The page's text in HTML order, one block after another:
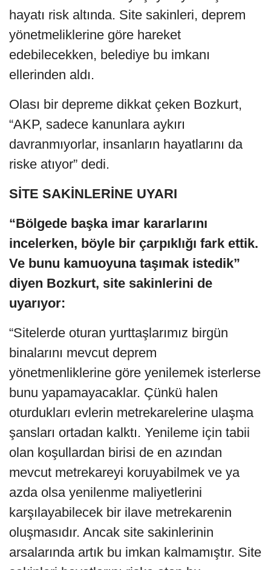
hayatı risk altında. Site sakinleri, deprem
yönetmeliklerine göre hareket
edebilecekken, belediye bu imkanı
ellerinden aldı.
Olası bir depreme dikkat çeken Bozkurt,
“AKP, sadece kanunlara aykırı
davranmıyorlar, insanların hayatlarını da
riske atıyor” dedi.
SİTE SAKİNLERİNE UYARI
“Bölgede başka imar kararlarını
incelerken, böyle bir çarpıklığı fark ettik.
Ve bunu kamuoyuna taşımak istedik”
diyen Bozkurt, site sakinlerini de
uyarıyor:
“Sitelerde oturan yurttaşlarımız birgün
binalarını mevcut deprem
yönetmenliklerine göre yenilemek isterlerse
bunu yapamayacaklar. Çünkü halen
oturdukları evlerin metrekarelerine ulaşma
şansları ortadan kalktı. Yenileme için tabii
olan koşullardan birisi de en azından
mevcut metrekareyi koruyabilmek ve ya
azda olsa yenilenme maliyetlerini
karşılayabilecek bir ilave metrekarenin
oluşmasıdır. Ancak site sakinlerinin
arsalarında artık bu imkan kalmamıştır. Site